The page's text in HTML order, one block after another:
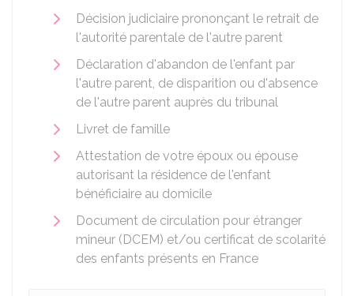
Décision judiciaire prononçant le retrait de
l'autorité parentale de l'autre parent
Déclaration d'abandon de l'enfant par
l'autre parent, de disparition ou d'absence
de l'autre parent auprès du tribunal
Livret de famille
Attestation de votre époux ou épouse
autorisant la résidence de l'enfant
bénéficiaire au domicile
Document de circulation pour étranger
mineur (DCEM) et/ou certificat de scolarité
des enfants présents en France